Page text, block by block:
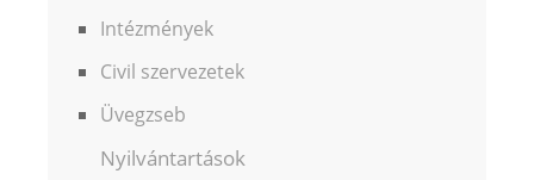
Intézmények
Civil szervezetek
Üvegzseb
Nyilvántartások